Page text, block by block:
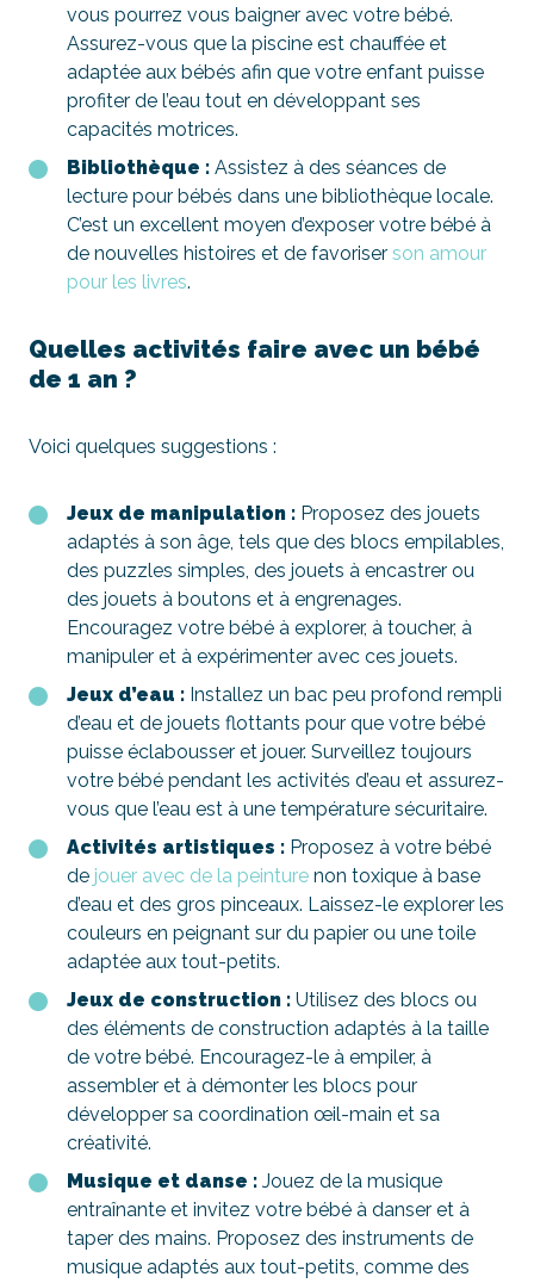
vous pourrez vous baigner avec votre bébé.
Assurez-vous que la piscine est chauffée et
adaptée aux bébés afin que votre enfant puisse
profiter de l’eau tout en développant ses
capacités motrices.
Bibliothèque : Assistez à des séances de
lecture pour bébés dans une bibliothèque locale.
C’est un excellent moyen d’exposer votre bébé à
de nouvelles histoires et de favoriser son amour
pour les livres.
Quelles activités faire avec un bébé
de 1 an ?
Voici quelques suggestions :
Jeux de manipulation : Proposez des jouets
adaptés à son âge, tels que des blocs empilables,
des puzzles simples, des jouets à encastrer ou
des jouets à boutons et à engrenages.
Encouragez votre bébé à explorer, à toucher, à
manipuler et à expérimenter avec ces jouets.
Jeux d’eau : Installez un bac peu profond rempli
d’eau et de jouets flottants pour que votre bébé
puisse éclabousser et jouer. Surveillez toujours
votre bébé pendant les activités d’eau et assurez-
vous que l’eau est à une température sécuritaire.
Activités artistiques : Proposez à votre bébé
de jouer avec de la peinture non toxique à base
d’eau et des gros pinceaux. Laissez-le explorer les
couleurs en peignant sur du papier ou une toile
adaptée aux tout-petits.
Jeux de construction : Utilisez des blocs ou
des éléments de construction adaptés à la taille
de votre bébé. Encouragez-le à empiler, à
assembler et à démonter les blocs pour
développer sa coordination œil-main et sa
créativité.
Musique et danse : Jouez de la musique
entraînante et invitez votre bébé à danser et à
taper des mains. Proposez des instruments de
musique adaptés aux tout-petits, comme des